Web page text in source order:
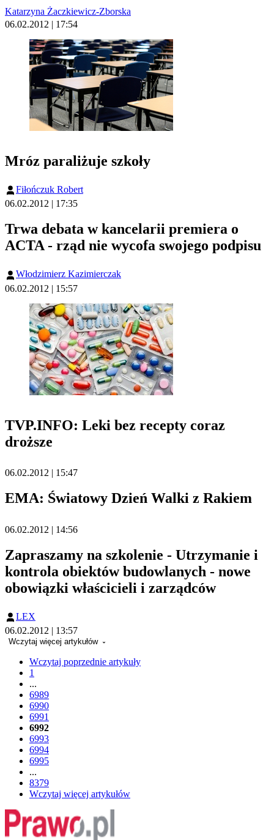
Katarzyna Żaczkiewicz-Zborska
06.02.2012 | 17:54
Mróz paraliżuje szkoły
Fiłończuk Robert
06.02.2012 | 17:35
Trwa debata w kancelarii premiera o
ACTA - rząd nie wycofa swojego podpisu
Włodzimierz Kazimierczak
06.02.2012 | 15:57
TVP.INFO: Leki bez recepty coraz
droższe
06.02.2012 | 15:47
EMA: Światowy Dzień Walki z Rakiem
06.02.2012 | 14:56
Zapraszamy na szkolenie - Utrzymanie i
kontrola obiektów budowlanych - nowe
obowiązki właścicieli i zarządców
LEX
06.02.2012 | 13:57
Wczytaj więcej artykułów
Wczytaj poprzednie artykuły
1
...
6989
6990
6991
6992
6993
6994
6995
...
8379
Wczytaj więcej artykułów